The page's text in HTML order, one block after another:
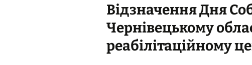
Навчання та
Комплексна
дітей з
потребами
Педагогічні ради
Виховна робота під час
карантину
Робота з дітьми
дошкільного віку під час
карантину
Відзначення Дня
Чернівецькому
реабілітаційному